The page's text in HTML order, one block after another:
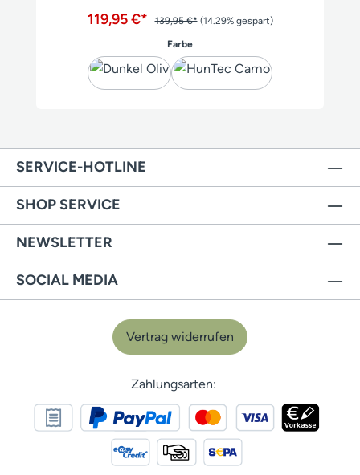
119,95 €* 139,95 €* (14.29% gespart)
Farbeauswählen
SERVICE-HOTLINE
SHOP SERVICE
NEWSLETTER
SOCIAL MEDIA
Vertrag widerrufen
Zahlungsarten: